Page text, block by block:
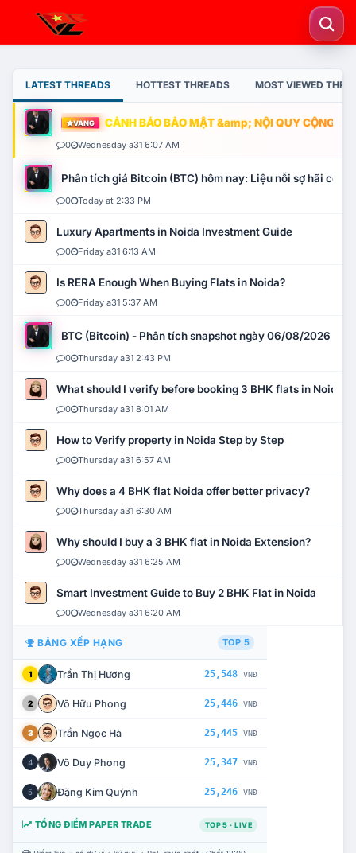
LATEST THREADS HOTTEST THREADS MOST VIEWED
VÀNG CẢNH BÁO BẢO MẬT &amp; NỘI QUY CỘNG
0 Wednesday a31 6:07 AM
Phân tích giá Bitcoin (BTC) hôm nay: Liệu nỗi sợ hãi có
0 Today at 2:33 PM
Luxury Apartments in Noida Investment Guide
0 Friday a31 6:13 AM
Is RERA Enough When Buying Flats in Noida?
0 Friday a31 5:37 AM
BTC (Bitcoin) - Phân tích snapshot ngày 06/08/2026
0 Thursday a31 2:43 PM
What should I verify before booking 3 BHK flats in Noida?
0 Thursday a31 8:01 AM
How to Verify property in Noida Step by Step
0 Thursday a31 6:57 AM
Why does a 4 BHK flat Noida offer better privacy?
0 Thursday a31 6:30 AM
Why should I buy a 3 BHK flat in Noida Extension?
0 Wednesday a31 6:25 AM
Smart Investment Guide to Buy 2 BHK Flat in Noida
0 Wednesday a31 6:20 AM
BẢNG XẾP HẠNG TOP 5
1 Trần Thị Hương 25,548 VNĐ
2 Võ Hữu Phong 25,446 VNĐ
3 Trần Ngọc Hà 25,445 VNĐ
4 Võ Duy Phong 25,347 VNĐ
5 Đặng Kim Quỳnh 25,246 VNĐ
TỔNG ĐIỂM PAPER TRADE TOP 5 · LIVE